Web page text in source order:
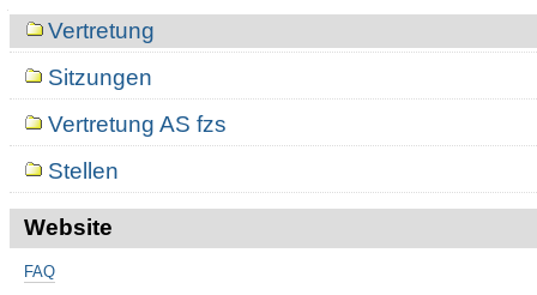
NavigationVertretung
Sitzungen
Vertretung AS fzs
Stellen
Website
FAQ